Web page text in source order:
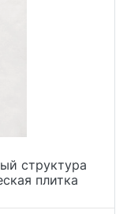
структура
плитка